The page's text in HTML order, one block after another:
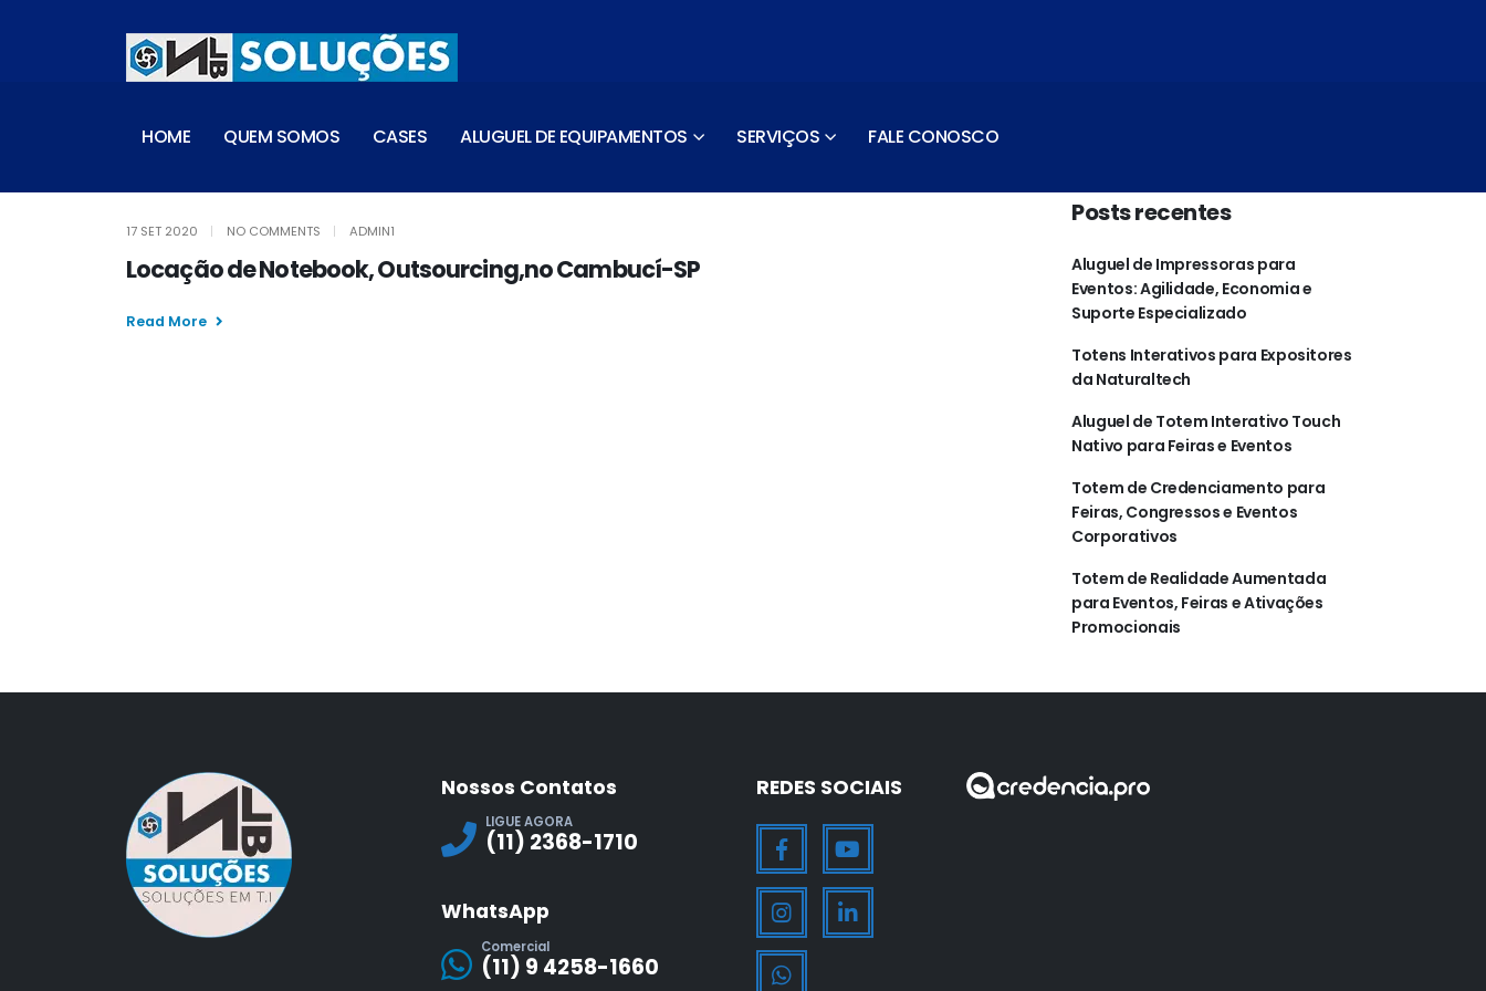
HOME QUEM SOMOS CASES ALUGUEL DE EQUIPAMENTOS SERVIÇOS FALE CONOSCO
17 SET 2020 NO COMMENTS ADMIN1
Locação de Notebook, Outsourcing,no Cambucí-SP
Read More
Posts recentes
Aluguel de Impressoras para
Eventos: Agilidade, Economia e
Suporte Especializado
Totens Interativos para Expositores
da Naturaltech
Aluguel de Totem Interativo Touch
Nativo para Feiras e Eventos
Totem de Credenciamento para
Feiras, Congressos e Eventos
Corporativos
Totem de Realidade Aumentada
para Eventos, Feiras e Ativações
Promocionais
Nossos Contatos
LIGUE AGORA
(11) 2368-1710
WhatsApp
Comercial
(11) 9 4258-1660
REDES SOCIAIS